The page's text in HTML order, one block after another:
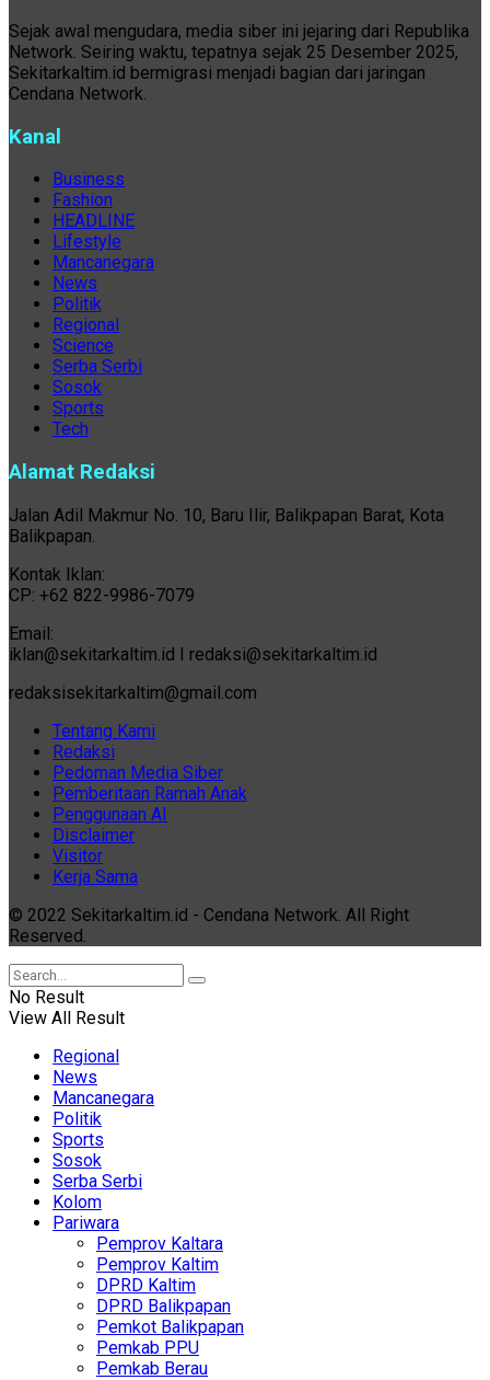
Sejak awal mengudara, media siber ini jejaring dari Republika
Network. Seiring waktu, tepatnya sejak 25 Desember 2025,
Sekitarkaltim.id bermigrasi menjadi bagian dari jaringan
Cendana Network.
Kanal
Business
Fashion
HEADLINE
Lifestyle
Mancanegara
News
Politik
Regional
Science
Serba Serbi
Sosok
Sports
Tech
Alamat Redaksi
Jalan Adil Makmur No. 10, Baru Ilir, Balikpapan Barat, Kota
Balikpapan.
Kontak Iklan:
CP: +62 822-9986-7079
Email:
iklan@sekitarkaltim.id I redaksi@sekitarkaltim.id
redaksisekitarkaltim@gmail.com
Tentang Kami
Redaksi
Pedoman Media Siber
Pemberitaan Ramah Anak
Penggunaan AI
Disclaimer
Visitor
Kerja Sama
© 2022 Sekitarkaltim.id - Cendana Network. All Right
Reserved.
No Result
View All Result
Regional
News
Mancanegara
Politik
Sports
Sosok
Serba Serbi
Kolom
Pariwara
Pemprov Kaltara
Pemprov Kaltim
DPRD Kaltim
DPRD Balikpapan
Pemkot Balikpapan
Pemkab PPU
Pemkab Berau